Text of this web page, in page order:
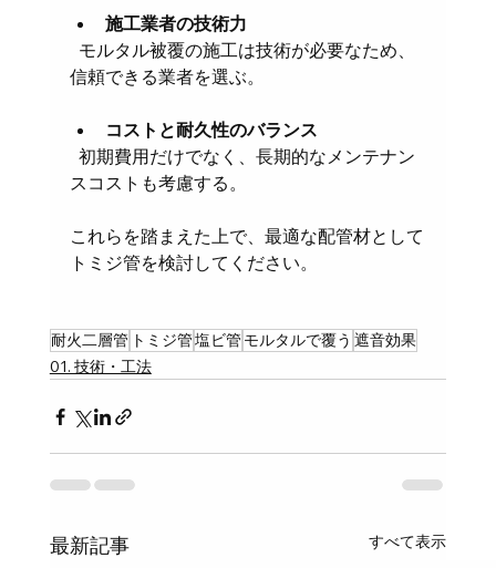
施工業者の技術力
信頼できる業者を選ぶ。
コストと耐久性のバランス
スコストも考慮する。
これらを踏まえた上で、最適な配管材として
トミジ管を検討してください。
耐火二層管 トミジ管塩ビ管 モルタルで覆う 遮音効果
01. 技術・工法
最新記事 すべて表示